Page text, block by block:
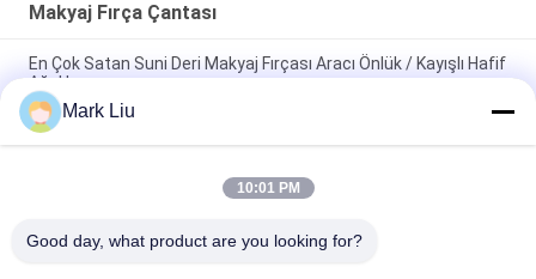
Makyaj Fırça Çantası
En Çok Satan Suni Deri Makyaj Fırçası Aracı Önlük / Kayışlı Hafif
Ağırlık
PU Kalem Kutusu Kılıfı Dalga Şerit Fermuar Kapatma Seyahat
Kozmetik Makyaj Çantası Sevimli Kalem Kırtasiye Tutucu
Profesyonel Makyaj Fırça Rulo Kılıfı Tuvalet Tutucu Kalem
Mark Liu
10:01 PM
Good day, what product are you looking for?